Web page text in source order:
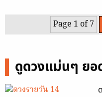
Page 1 of 7
ดูดวงแม่นๆ ย